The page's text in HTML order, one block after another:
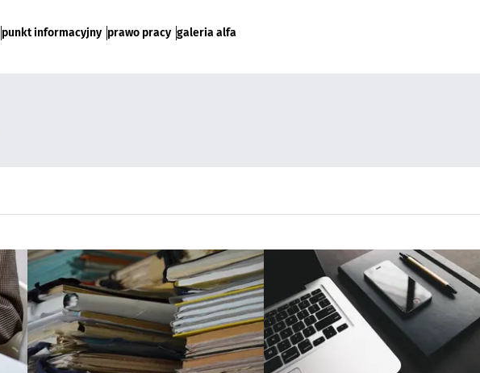
punkt informacyjny prawo pracy galeria alfa